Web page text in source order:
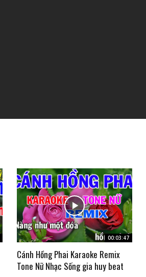
00:03:47
Cánh Hồng Phai Karaoke Remix
Tone Nữ Nhạc Sống gia huy beat